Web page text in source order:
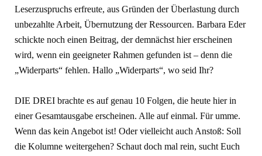
Leserzuspruchs erfreute, aus Gründen der Überlastung durch
unbezahlte Arbeit, Übernutzung der Ressourcen. Barbara Eder
schickte noch einen Beitrag, der demnächst hier erscheinen
wird, wenn ein geeigneter Rahmen gefunden ist – denn die
„Widerparts“ fehlen. Hallo „Widerparts“, wo seid Ihr?
DIE DREI brachte es auf genau 10 Folgen, die heute hier in
einer Gesamtausgabe erscheinen. Alle auf einmal. Für umme.
Wenn das kein Angebot ist! Oder vielleicht auch Anstoß: Soll
die Kolumne weitergehen? Schaut doch mal rein, sucht Euch